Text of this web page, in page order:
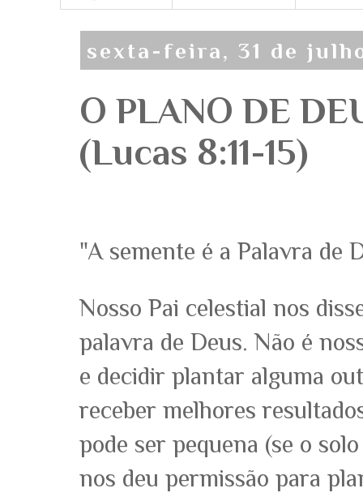
sexta-feira, 31 de
O PLANO DE
(Lucas 8:11-15)
"A semente é a Palavra de
Nosso Pai celestial nos
palavra de Deus. Não é
e decidir plantar alguma
receber melhores
pode ser pequena (se o
nos deu permissão para